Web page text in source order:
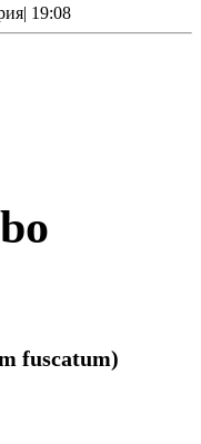
| 19:08
fuscatum)